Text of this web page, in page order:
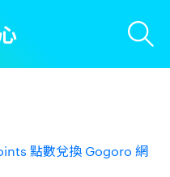
點數兌換 Gogoro 網